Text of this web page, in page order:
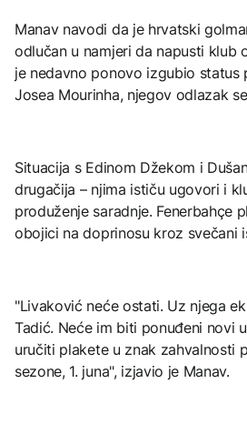
Manav navodi da je hrvatski
odlučan u namjeri da napusti klub
je nedavno ponovo izgubio status
Josea Mourinha, njegov odlazak
Situacija s Edinom Džekom i
drugačija – njima ističu ugovori i
produženje saradnje. Fenerbahçe
obojici na doprinosu kroz svečani
"Livaković neće ostati. Uz njega
Tadić. Neće im biti ponuđeni novi
uručiti plakete u znak zahvalnosti
sezone, 1. juna", izjavio je Manav.